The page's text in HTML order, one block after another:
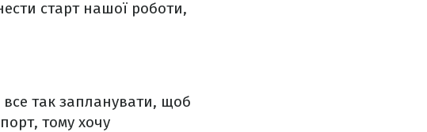
старт нашої роботи,
так запланувати, щоб
тому хочу